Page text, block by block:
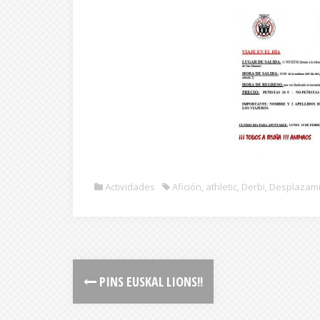
Actividades Afición, athletic, Derbi,
PINS EUSKAL LIONS!!